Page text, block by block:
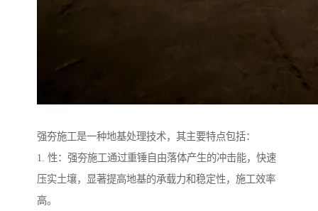
强夯施工是一种地基处理技术，其主要特点包括：
1. 性：强夯施工通过重锤自由落体产生的冲击能，快速
压实土壤，显著提高地基的承载力和稳定性，施工效率
高。